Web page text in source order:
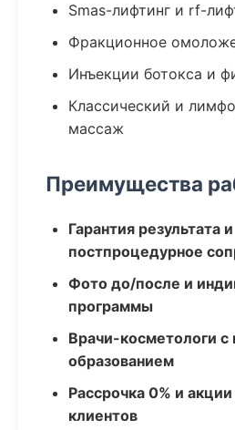
Smas-лифтинг и rf-
Фракционное
Инъекции ботокса и
Классический и
массаж
Преимущества
Гарантия результата и
постпроцедурное
Фото до/после и
программы
Врачи-косметологи
образованием
Рассрочка 0% и
клиентов